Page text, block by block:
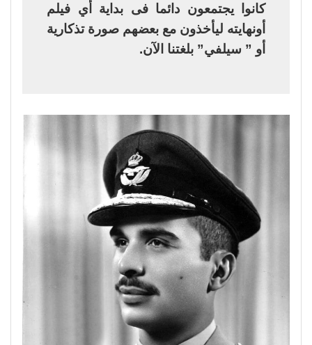
كانوا يجتمعون دائما فى بداية أي فيلم
أونهايته ليأخذون مع بعضهم صورة تذكارية
أو ” سيلفي” بلغتنا الآن.